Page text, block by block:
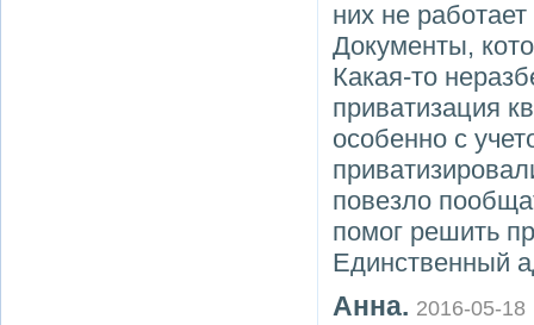
них не
Документы,
Какая-то
приватизация
особенно с
повезло
помог решить
Единственный
Анна. 2016-05-18